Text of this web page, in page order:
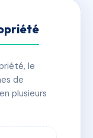
le
de
plusieurs